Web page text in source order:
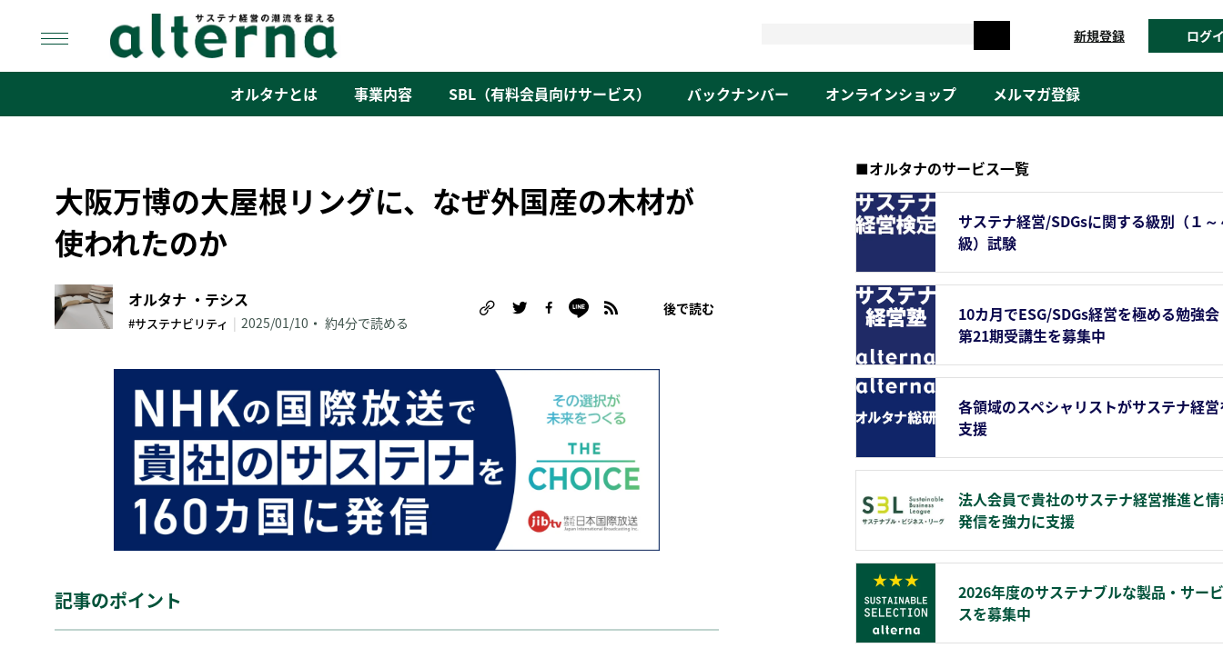
content
新規登録 ログ
オルタナとは 事業内容 SBL（有料会員向けサービス） バックナンバー オンラインショップ メルマガ登録
大阪万博の大屋根リングに、なぜ外国産の木材が
使われたのか
オルタナ ・テシス
#サステナビリティ | 2025/01/10 約4分で読める
後で読む
記事のポイント
■オルタナのサービス一覧
サステナ経営/SDGsに関する級別（１～
級）試験
10カ月でESG/SDGs経営を極める勉強
第21期受講生を募集中
各領域のスペシャリストがサステナ経
支援
法人会員で貴社のサステナ経営推進と
発信を強力に支援
2026年度のサステナブルな製品・サービ
スを募集中